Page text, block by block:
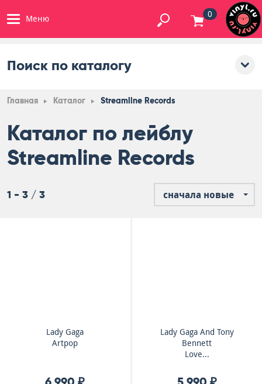
Меню 0
Поиск по каталогу
Главная Каталог Streamline Records
Каталог по лейблу
Streamline Records
1 - 3 / 3 сначала новые
Lady Gaga
Artpop
Lady Gaga And Tony
Bennett
Love...